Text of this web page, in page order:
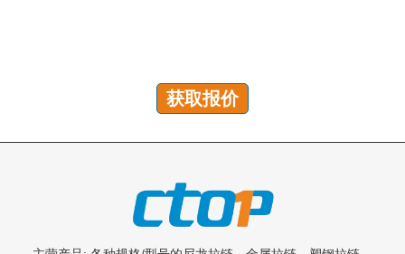
获取报价